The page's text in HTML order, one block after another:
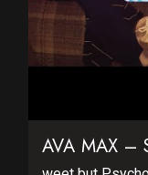
AVA MAX –